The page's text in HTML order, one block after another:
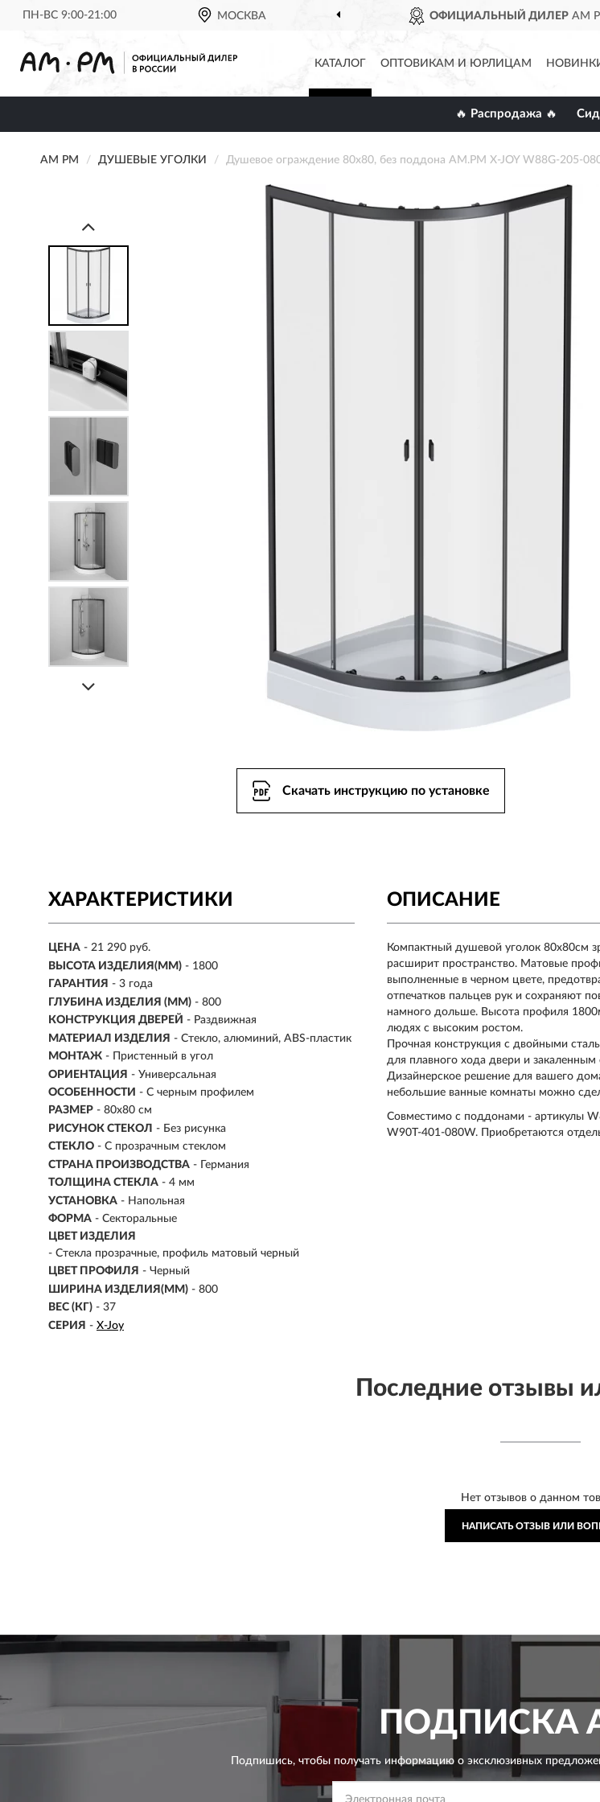
ПН-ВС 9:00-21:00 МОСКВА ОФИЦИАЛЬНЫЙ ДИЛЕР AM
КАТАЛОГ ОПТОВИКАМ И ЮРЛИЦАМ
🔥 Распродажа 🔥
AM PM ДУШЕВЫЕ УГОЛКИ Душевое ограждение 80x80, без поддона AM.PM X-JOY W88G-205-
Скачать инструкцию по установке
ХАРАКТЕРИСТИКИ
ЦЕНА - 21 290 руб.
ВЫСОТА ИЗДЕЛИЯ(ММ) - 1800
ГАРАНТИЯ - 3 года
ГЛУБИНА ИЗДЕЛИЯ (ММ) - 800
КОНСТРУКЦИЯ ДВЕРЕЙ - Раздвижная
МАТЕРИАЛ ИЗДЕЛИЯ - Стекло, алюминий, ABS-пластик
МОНТАЖ - Пристенный в угол
ОРИЕНТАЦИЯ - Универсальная
ОСОБЕННОСТИ - С черным профилем
РАЗМЕР - 80х80 см
РИСУНОК СТЕКОЛ - Без рисунка
СТЕКЛО - С прозрачным стеклом
СТРАНА ПРОИЗВОДСТВА - Германия
ТОЛЩИНА СТЕКЛА - 4 мм
УСТАНОВКА - Напольная
ФОРМА - Секторальные
ЦВЕТ ИЗДЕЛИЯ
- Стекла прозрачные, профиль матовый черный
ЦВЕТ ПРОФИЛЯ - Черный
ШИРИНА ИЗДЕЛИЯ(ММ) - 800
ВЕС (КГ) - 37
СЕРИЯ - X-Joy
ОПИСАНИЕ
Компактный душевой уголок 80х80см
расширит пространство. Матовые
выполненные в черном цвете,
отпечатков пальцев рук и сохраняют
намного дольше. Высота профиля
людях с высоким ростом.
Прочная конструкция с двойными
для плавного хода двери и
Дизайнерское решение для вашего
небольшие ванные комнаты можно
Совместимо с поддонами - артикулы
W90T-401-080W. Приобретаются
Последние отзывы
Нет отзывов о данном
НАПИСАТЬ ОТЗЫВ ИЛИ
ПОДПИСКА
Подпишись, чтобы получать информацию о эксклюзивных